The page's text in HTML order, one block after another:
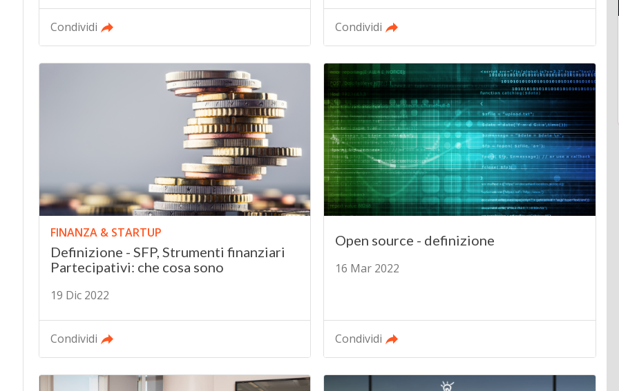
Condividi Condividi
FINANZA & STARTUP
Definizione - SFP, Strumenti finanziari
Partecipativi: che cosa sono
19 Dic 2022
Condividi
Open source - definizione
16 Mar 2022
Condividi